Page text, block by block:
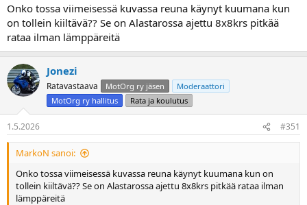
Onko tossa viimeisessä kuvassa reuna käynyt kuumana kun
on tollein kiiltävä?? Se on Alastarossa ajettu 8x8krs pitkää
rataa ilman lämppäreitä
Jonezi
Ratavastaava MotOrg ry jäsen
Moderaattori
MotOrg ry hallitus
Rata ja koulutus
1.5.2026 #351
MarkoN sanoi:
Onko tossa viimeisessä kuvassa reuna käynyt kuumana kun on
tollein kiiltävä?? Se on Alastarossa ajettu 8x8krs pitkää rataa ilman
lämppäreitä